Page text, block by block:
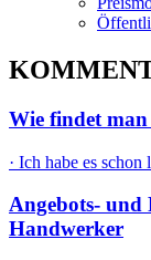
Wie findet man
· Ich habe es schon
Angebots- und
Handwerker